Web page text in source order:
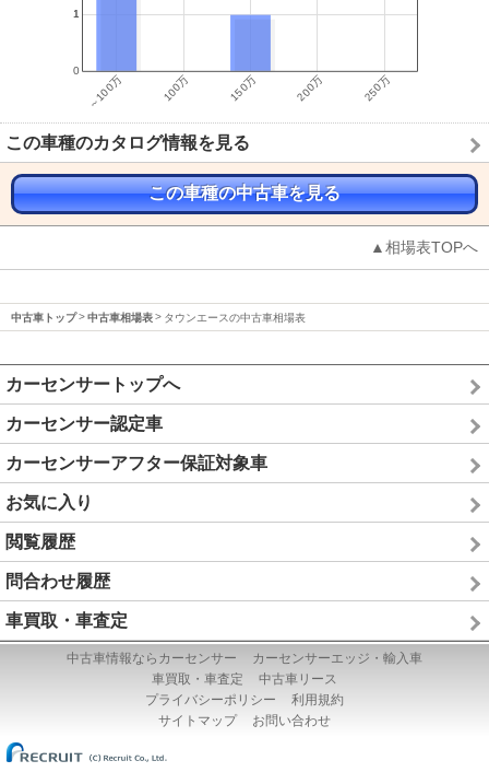
この車種のカタログ情報を見る
この車種の中古車を見る
▲相場表TOPへ
中古車トップ 中古車相場表 タウンエースの中古車相場表
カーセンサートップへ
カーセンサー認定車
カーセンサーアフター保証対象車
お気に入り
閲覧履歴
問合わせ履歴
車買取・車査定
中古車情報ならカーセンサー
カーセンサーエッジ・輸入車
車買取・車査定
中古車リース
プライバシーポリシー
利用規約
サイトマップ
お問い合わせ